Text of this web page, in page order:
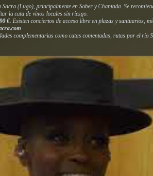
(Lugo), principalmente en Sober y Chantada. Se
la cata de vinos locales sin riesgo.
€. Existen conciertos de acceso libre en plazas y santuarios,
.
complementarias como catas comentadas, rutas por el río